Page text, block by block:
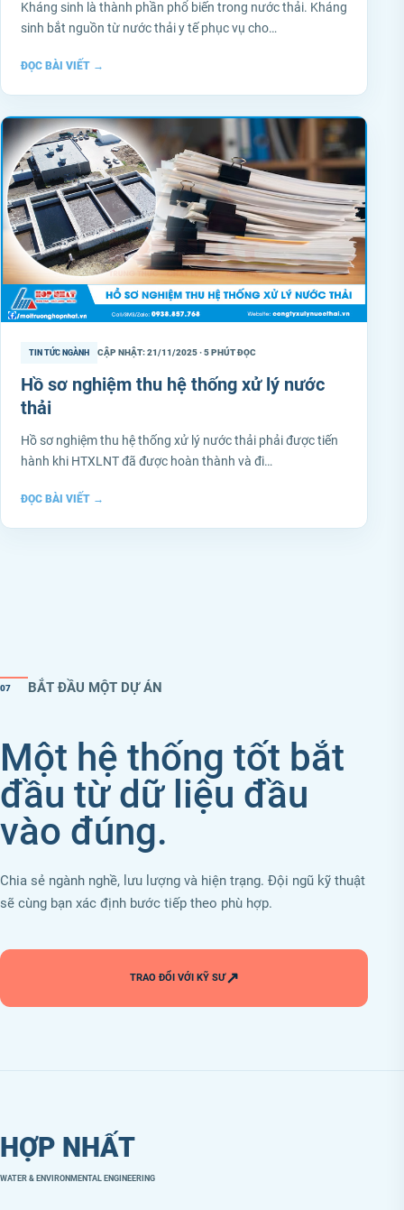
Kháng sinh là thành phần phổ biến trong nước thải. Kháng
sinh bắt nguồn từ nước thải y tế phục vụ cho…
ĐỌC BÀI VIẾT →
TIN TỨC NGÀNH CẬP NHẬT: 21/11/2025 · 5 PHÚT ĐỌC
Hồ sơ nghiệm thu hệ thống xử lý nước
thải
Hồ sơ nghiệm thu hệ thống xử lý nước thải phải được tiến
hành khi HTXLNT đã được hoàn thành và đi…
ĐỌC BÀI VIẾT →
07 BẮT ĐẦU MỘT DỰ ÁN
Một hệ thống tốt bắt
đầu từ dữ liệu đầu
vào đúng.
Chia sẻ ngành nghề, lưu lượng và hiện trạng. Đội ngũ kỹ thuật
sẽ cùng bạn xác định bước tiếp theo phù hợp.
TRAO ĐỔI VỚI KỸ SƯ↗
HỢP NHẤT
WATER & ENVIRONMENTAL ENGINEERING